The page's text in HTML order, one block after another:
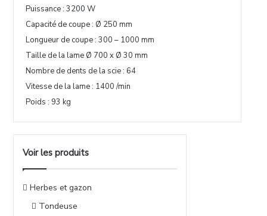
Puissance : 3200 W
Capacité de coupe : Ø 250 mm
Longueur de coupe : 300 – 1000 mm
Taille de la lame Ø 700 x Ø 30 mm
Nombre de dents de la scie : 64
Vitesse de la lame : 1400 /min
Poids : 93 kg
Voir les produits
Herbes et gazon
Tondeuse